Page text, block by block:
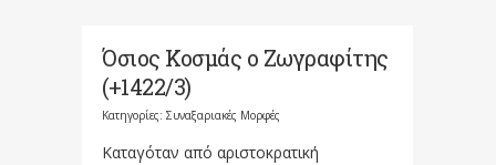
Όσιος Κοσμάς ο Ζωγραφίτης
(+1422/3)
Κατηγορίες: Συναξαριακές Μορφές
Καταγόταν από αριστοκρατική